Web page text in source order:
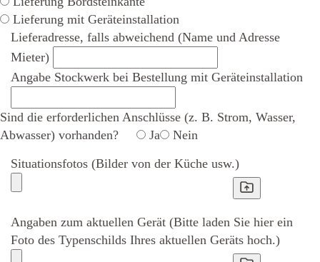
Lieferung mit Geräteinstallation
Lieferadresse, falls abweichend (Name und Adresse
Mieter)
Angabe Stockwerk bei Bestellung mit Geräteinstallation
Sind die erforderlichen Anschlüsse (z. B. Strom, Wasser,
Abwasser) vorhanden?
Ja
Nein
Situationsfotos (Bilder von der Küche usw.)
Angaben zum aktuellen Gerät (Bitte laden Sie hier ein
Foto des Typenschilds Ihres aktuellen Geräts hoch.)